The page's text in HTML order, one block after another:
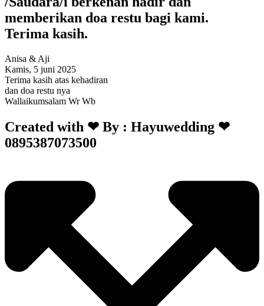
memberikan doa restu bagi kami.
Terima kasih.
Anisa & Aji
Kamis, 5 juni 2025
Terima kasih atas kehadiran
dan doa restu nya
Wallaikumsalam Wr Wb
Created with ❤ By : Hayuwedding ❤
0895387073500